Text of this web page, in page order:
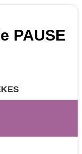
PAUSE